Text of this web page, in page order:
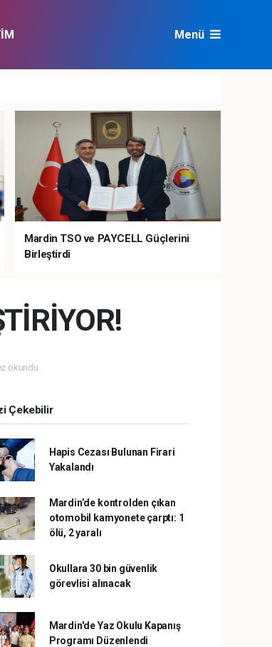
Menü
Mardin TSO ve PAYCELL Güçlerini
Birleştirdi
okundu.
Çekebilir
Hapis Cezası Bulunan Firari
Yakalandı
Mardin’de kontrolden çıkan
otomobil kamyonete çarptı: 1
ölü, 2 yaralı
Okullara 30 bin güvenlik
görevlisi alınacak
Mardin'de Yaz Okulu Kapanış
Programı Düzenlendi